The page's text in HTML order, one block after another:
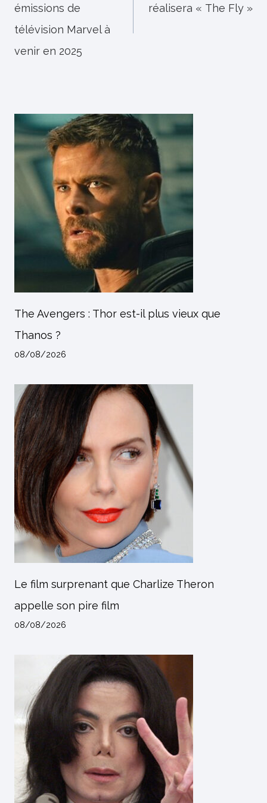
l’article
émissions de
télévision Marvel à
venir en 2025
réalisera « The Fly »
The Avengers : Thor est-il plus vieux que
Thanos ?
08/08/2026
Le film surprenant que Charlize Theron
appelle son pire film
08/08/2026